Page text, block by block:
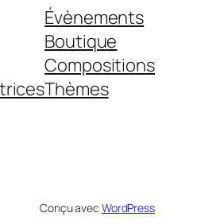
Évènements
Boutique
Compositions
Thèmes
Conçu avec WordPress